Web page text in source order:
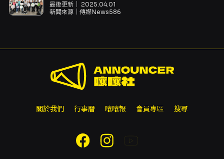
最後更新｜ 2025.04.01
新聞來源｜ 傳媒News586
關於我們 行事曆 嚷嚷報 會員專區 搜尋